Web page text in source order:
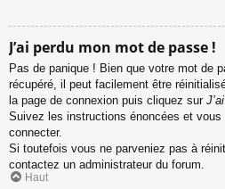
J’ai perdu mon mot de passe !
Pas de panique ! Bien que votre mot de
récupéré, il peut facilement être
la page de connexion puis cliquez sur
Suivez les instructions énoncées et
connecter.
Si toutefois vous ne parveniez pas à
contactez un administrateur du forum.
Haut